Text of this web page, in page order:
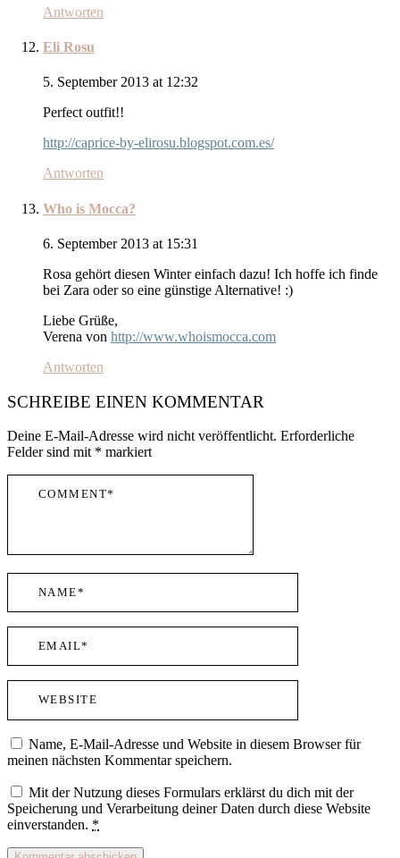
Antworten
Eli Rosu
5. September 2013 at 12:32
Perfect outfit!!
http://caprice-by-elirosu.blogspot.com.es/
Antworten
Who is Mocca?
6. September 2013 at 15:31
Rosa gehört diesen Winter einfach dazu! Ich hoffe ich finde
bei Zara oder so eine günstige Alternative! :)
Liebe Grüße,
Verena von http://www.whoismocca.com
Antworten
SCHREIBE EINEN KOMMENTAR
Deine E-Mail-Adresse wird nicht veröffentlicht. Erforderliche
Felder sind mit * markiert
Name, E-Mail-Adresse und Website in diesem Browser für
meinen nächsten Kommentar speichern.
Mit der Nutzung dieses Formulars erklärst du dich mit der
Speicherung und Verarbeitung deiner Daten durch diese Website
einverstanden. *